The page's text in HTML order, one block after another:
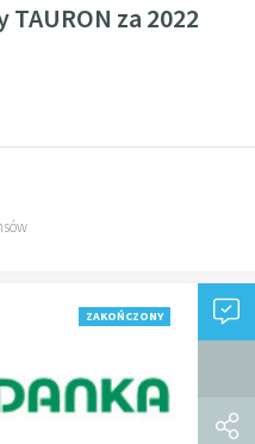
za 2022
ZAKOŃCZONY